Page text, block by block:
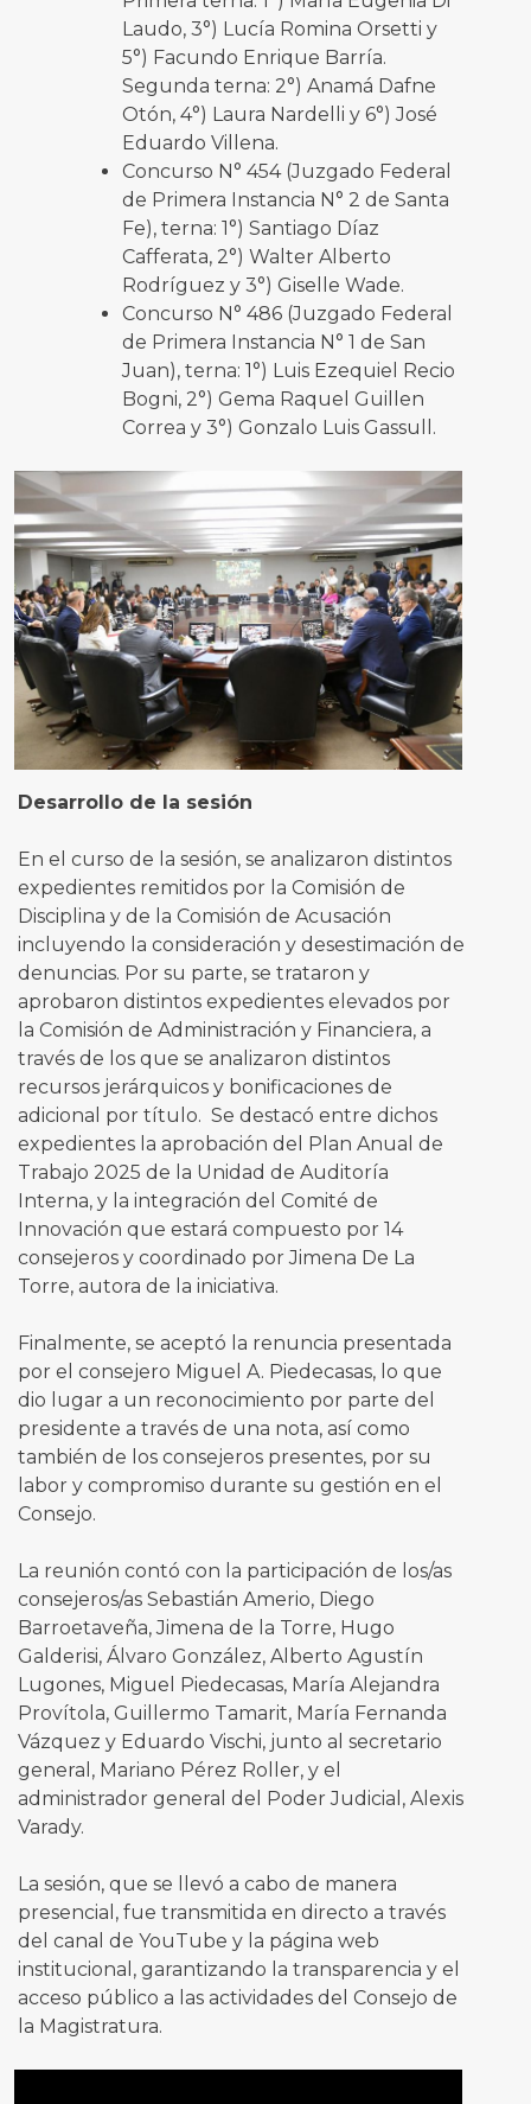
Laudo, 3°) Lucía Romina Orsetti y
5°) Facundo Enrique Barría.
Segunda terna: 2°) Anamá Dafne
Otón, 4°) Laura Nardelli y 6°) José
Eduardo Villena.
Concurso N° 454 (Juzgado Federal
de Primera Instancia N° 2 de Santa
Fe), terna: 1°) Santiago Díaz
Cafferata, 2°) Walter Alberto
Rodríguez y 3°) Giselle Wade.
Concurso N° 486 (Juzgado Federal
de Primera Instancia N° 1 de San
Juan), terna: 1°) Luis Ezequiel Recio
Bogni, 2°) Gema Raquel Guillen
Correa y 3°) Gonzalo Luis Gassull.
Desarrollo de la sesión
En el curso de la sesión, se analizaron distintos
expedientes remitidos por la Comisión de
Disciplina y de la Comisión de Acusación
incluyendo la consideración y desestimación de
denuncias. Por su parte, se trataron y
aprobaron distintos expedientes elevados por
la Comisión de Administración y Financiera, a
través de los que se analizaron distintos
recursos jerárquicos y bonificaciones de
adicional por título. Se destacó entre dichos
expedientes la aprobación del Plan Anual de
Trabajo 2025 de la Unidad de Auditoría
Interna, y la integración del Comité de
Innovación que estará compuesto por 14
consejeros y coordinado por Jimena De La
Torre, autora de la iniciativa.
Finalmente, se aceptó la renuncia presentada
por el consejero Miguel A. Piedecasas, lo que
dio lugar a un reconocimiento por parte del
presidente a través de una nota, así como
también de los consejeros presentes, por su
labor y compromiso durante su gestión en el
Consejo.
La reunión contó con la participación de los/as
consejeros/as Sebastián Amerio, Diego
Barroetaveña, Jimena de la Torre, Hugo
Galderisi, Álvaro González, Alberto Agustín
Lugones, Miguel Piedecasas, María Alejandra
Provítola, Guillermo Tamarit, María Fernanda
Vázquez y Eduardo Vischi, junto al secretario
general, Mariano Pérez Roller, y el
administrador general del Poder Judicial, Alexis
Varady.
La sesión, que se llevó a cabo de manera
presencial, fue transmitida en directo a través
del canal de YouTube y la página web
institucional, garantizando la transparencia y el
acceso público a las actividades del Consejo de
la Magistratura.